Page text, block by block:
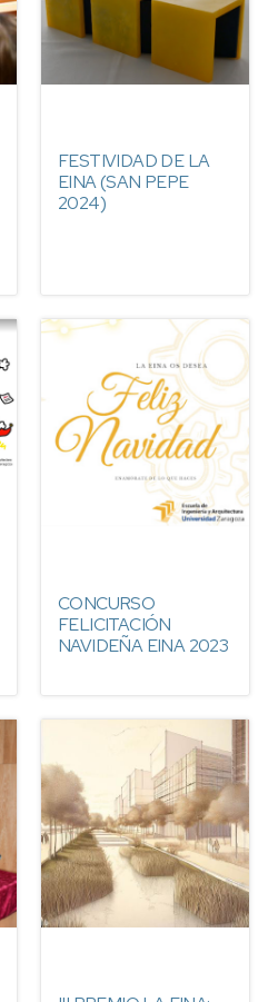
FESTIVIDAD DE LA
EINA (SAN PEPE
2024)
CONCURSO
FELICITACIÓN
NAVIDEÑA EINA 2023